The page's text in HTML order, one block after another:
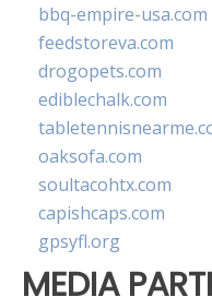
bbq-empire-usa.com
feedstoreva.com
drogopets.com
ediblechalk.com
oaksofa.com
soultacohtx.com
capishcaps.com
gpsyfl.org
MEDIA